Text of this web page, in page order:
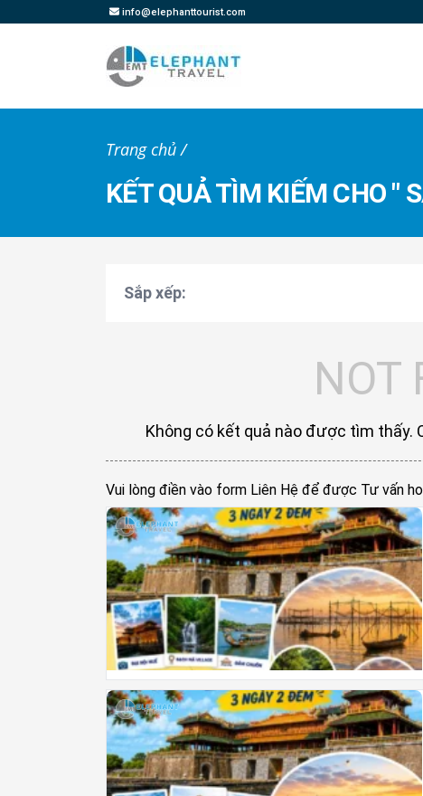
info@elephanttourist.com
Trang chủ /
KẾT QUẢ TÌM KIẾM CHO "
Sắp xếp:
NOT
Không có kết quả nào được tìm thấy.
Vui lòng điền vào form Liên Hệ để được Tư vấn